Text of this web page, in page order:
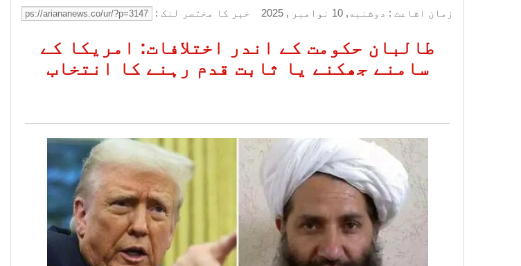
زمان اشاعت : دوشنبه, 10 نوامبر , 2025 خبر کا مختصر لنک :
طالبان حکومت کے اندر اختلافات: امریکا کے
سامنے جھکنے یا ثابت قدم رہنے کا انتخاب